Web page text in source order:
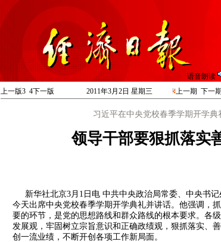
语音朗读
上一版3 4下一版 2011年3月2日 星期三 上一期 下一期
习近平在中央党校春季学期开学典
领导干部要狠抓落实
新华社北京3月1日电 中共中央政治局常委、中央书
今天出席中央党校春季学期开学典礼并讲话。他强调，
要的环节，是党的思想路线和群众路线的根本要求。各
发展观，牢固树立宗旨意识和正确政绩观，狠抓落实、
创一流业绩，不断开创各项工作新局面。